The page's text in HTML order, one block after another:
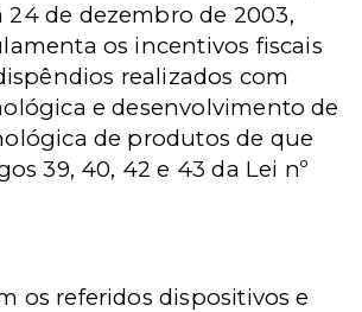
de dezembro de 2003,
os incentivos fiscais
realizados com
e desenvolvimento de
de produtos de que
39, 40, 42 e 43 da Lei nº
os referidos dispositivos e